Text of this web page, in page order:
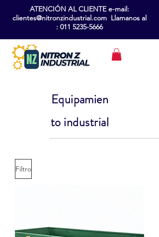
ATENCIÓN AL CLIENTE e-mail:
clientes@nitronzindustrial.com Llamanos al
: 011 5235-5666
Equipamien
to industrial
Filtro